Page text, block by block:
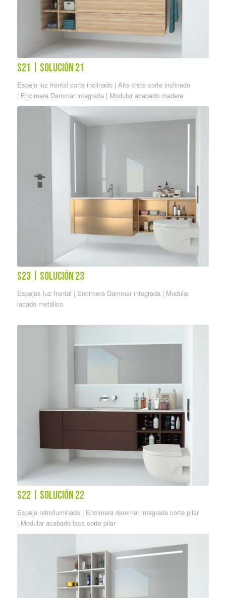
S21 | solución 21
Espejo luz frontal corte inclinado | Alto visto corte inclinado
| Encimera Dammar integrada | Modular acabado madera
S23 | solución 23
Espejos luz frontal | Encimera Dammar integrada | Modular
lacado metálico
S22 | solución 22
Espejo retroiluminado | Encimera dammar integrada corte pilar
| Modular acabado laca corte pilar